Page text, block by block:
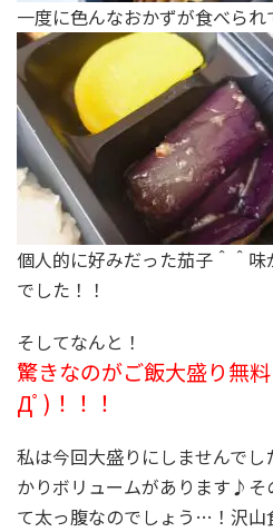
一度に色んなおかずが食べら
個人的に好みだった茄子＾＾
でした！！
そしてなんと！
驚きなのがご飯大盛り無
Дﾟ)！！！
私は今回大盛りにしませんで
かりボリュームがあります♪そ
て太っ腹なのでしょう…！沢山